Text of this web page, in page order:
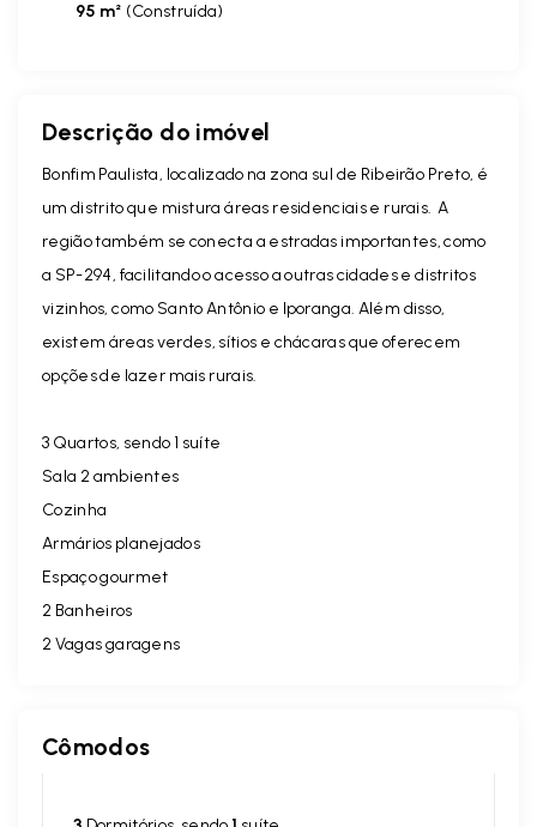
95 m² (Construída)
Descrição do imóvel
Bonfim Paulista, localizado na zona sul de Ribeirão Preto, é
um distrito que mistura áreas residenciais e rurais. A
região também se conecta a estradas importantes, como
a SP-294, facilitando o acesso a outras cidades e distritos
vizinhos, como Santo Antônio e Iporanga. Além disso,
existem áreas verdes, sítios e chácaras que oferecem
opções de lazer mais rurais.
3 Quartos, sendo 1 suíte
Sala 2 ambientes
Cozinha
Armários planejados
Espaço gourmet
2 Banheiros
2 Vagas garagens
Cômodos